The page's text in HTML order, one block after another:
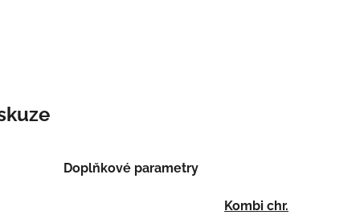
Doplňkové parametry
Kombi chr.